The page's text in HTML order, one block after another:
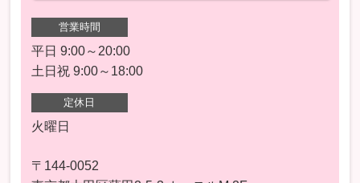
営業時間
平日 9:00～20:00
土日祝 9:00～18:00
定休日
火曜日
〒144-0052